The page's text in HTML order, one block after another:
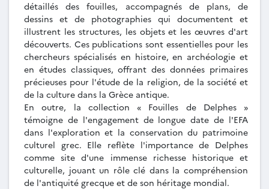
détaillés des fouilles, accompagnés de plans, de
dessins et de photographies qui documentent et
illustrent les structures, les objets et les œuvres d'art
découverts. Ces publications sont essentielles pour les
chercheurs spécialisés en histoire, en archéologie et
en études classiques, offrant des données primaires
précieuses pour l'étude de la religion, de la société et
de la culture dans la Grèce antique.
En outre, la collection « Fouilles de Delphes »
témoigne de l'engagement de longue date de l'EFA
dans l'exploration et la conservation du patrimoine
culturel grec. Elle reflète l'importance de Delphes
comme site d'une immense richesse historique et
culturelle, jouant un rôle clé dans la compréhension
de l'antiquité grecque et de son héritage mondial.